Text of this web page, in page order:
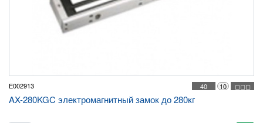
E002913 ◻◻◻
10
40
AX-280KGC электромагнитный замок до 280кг